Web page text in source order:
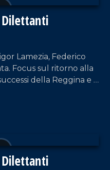
Dilettanti
Lamezia, Federico
Focus sul ritorno alla
della Reggina e i
Dilettanti